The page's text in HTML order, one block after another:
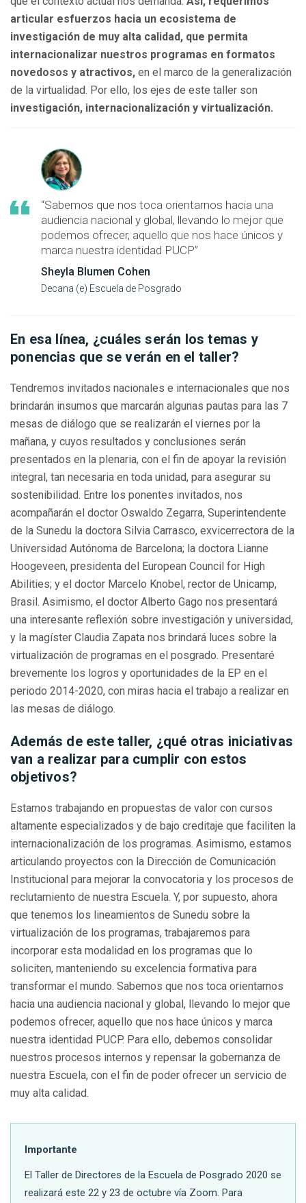
articular esfuerzos hacia un ecosistema de
investigación de muy alta calidad, que permita
internacionalizar nuestros programas en formatos
novedosos y atractivos, en el marco de la generalización
de la virtualidad. Por ello, los ejes de este taller son
investigación, internacionalización y virtualización.
“Sabemos que nos toca orientarnos hacia una
audiencia nacional y global, llevando lo mejor que
podemos ofrecer, aquello que nos hace únicos y
marca nuestra identidad PUCP”
Sheyla Blumen Cohen
Decana (e) Escuela de Posgrado
En esa línea, ¿cuáles serán los temas y
ponencias que se verán en el taller?
Tendremos invitados nacionales e internacionales que nos
brindarán insumos que marcarán algunas pautas para las 7
mesas de diálogo que se realizarán el viernes por la
mañana, y cuyos resultados y conclusiones serán
presentados en la plenaria, con el fin de apoyar la revisión
integral, tan necesaria en toda unidad, para asegurar su
sostenibilidad. Entre los ponentes invitados, nos
acompañarán el doctor Oswaldo Zegarra, Superintendente
de la Sunedu la doctora Silvia Carrasco, exvicerrectora de la
Universidad Autónoma de Barcelona; la doctora Lianne
Hoogeveen, presidenta del European Council for High
Abilities; y el doctor Marcelo Knobel, rector de Unicamp,
Brasil. Asimismo, el doctor Alberto Gago nos presentará
una interesante reflexión sobre investigación y universidad,
y la magíster Claudia Zapata nos brindará luces sobre la
virtualización de programas en el posgrado. Presentaré
brevemente los logros y oportunidades de la EP en el
periodo 2014-2020, con miras hacia el trabajo a realizar en
las mesas de diálogo.
Además de este taller, ¿qué otras iniciativas
van a realizar para cumplir con estos
objetivos?
Estamos trabajando en propuestas de valor con cursos
altamente especializados y de bajo creditaje que faciliten la
internacionalización de los programas. Asimismo, estamos
articulando proyectos con la Dirección de Comunicación
Institucional para mejorar la convocatoria y los procesos de
reclutamiento de nuestra Escuela. Y, por supuesto, ahora
que tenemos los lineamientos de Sunedu sobre la
virtualización de los programas, trabajaremos para
incorporar esta modalidad en los programas que lo
soliciten, manteniendo su excelencia formativa para
transformar el mundo. Sabemos que nos toca orientarnos
hacia una audiencia nacional y global, llevando lo mejor que
podemos ofrecer, aquello que nos hace únicos y marca
nuestra identidad PUCP. Para ello, debemos consolidar
nuestros procesos internos y repensar la gobernanza de
nuestra Escuela, con el fin de poder ofrecer un servicio de
muy alta calidad.
Importante
El Taller de Directores de la Escuela de Posgrado 2020 se
realizará este 22 y 23 de octubre vía Zoom. Para